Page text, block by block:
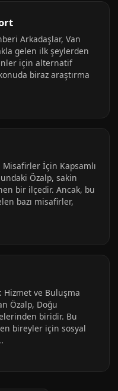
Arkadaşlar, Van
gelen ilk şeylerden
için alternatif
biraz araştırma
İçin Kapsamlı
Özalp, sakin
bir ilçedir. Ancak, bu
bazı misafirler,
Hizmet ve Buluşma
Özalp, Doğu
biridir. Bu
bireyler için sosyal